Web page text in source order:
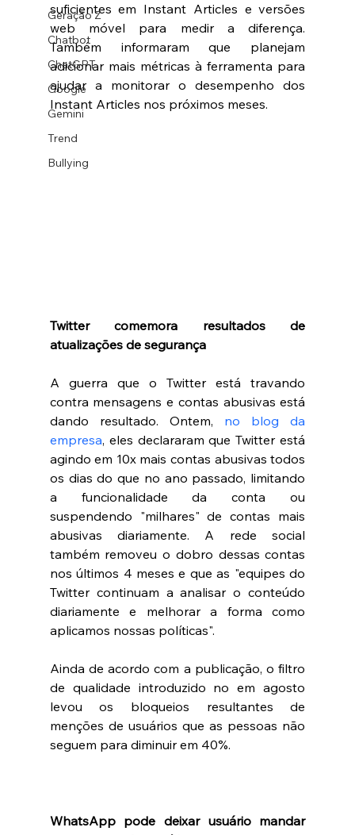
Geração Z
Chatbot
ChatGPT
Google
Gemini
Trend
Bullying
suficientes em Instant Articles e versões
web móvel para medir a diferença.
Também informaram que planejam
adicionar mais métricas à ferramenta para
ajudar a monitorar o desempenho dos
Instant Articles nos próximos meses.
Twitter comemora resultados de
atualizações de segurança
A guerra que o Twitter está travando
contra mensagens e contas abusivas está
dando resultado. Ontem, no blog da
empresa, eles declararam que Twitter está
agindo em 10x mais contas abusivas todos
os dias do que no ano passado, limitando
a funcionalidade da conta ou
suspendendo "milhares" de contas mais
abusivas diariamente. A rede social
também removeu o dobro dessas contas
nos últimos 4 meses e que as "equipes do
Twitter continuam a analisar o conteúdo
diariamente e melhorar a forma como
aplicamos nossas políticas".
Ainda de acordo com a publicação, o filtro
de qualidade introduzido no em agosto
levou os bloqueios resultantes de
menções de usuários que as pessoas não
seguem para diminuir em 40%.
WhatsApp pode deixar usuário mandar